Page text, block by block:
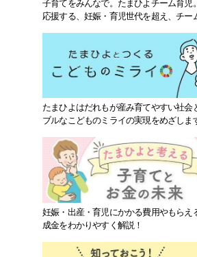
子育てをみんなで。たまひよチーム育児
応援する、妊娠・育児世代を超え、チー
たまひよはだれもが産み育てやすい社会
ブルなこどものミライの実現をめざしま
妊娠・出産・育児にかかる費用やもらえ
成金をわかりやすく解説！